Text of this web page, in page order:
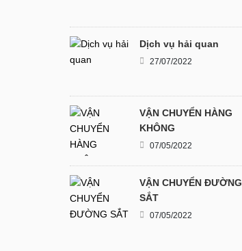
Dịch vụ hải quan
27/07/2022
VẬN CHUYỂN HÀNG
KHÔNG
07/05/2022
VẬN CHUYỂN ĐƯỜNG
SẮT
07/05/2022